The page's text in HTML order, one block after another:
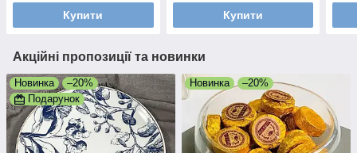
Купити Купити
Акційні пропозиції та новинки
Новинка
–20%
Подарунок
Новинка –20%